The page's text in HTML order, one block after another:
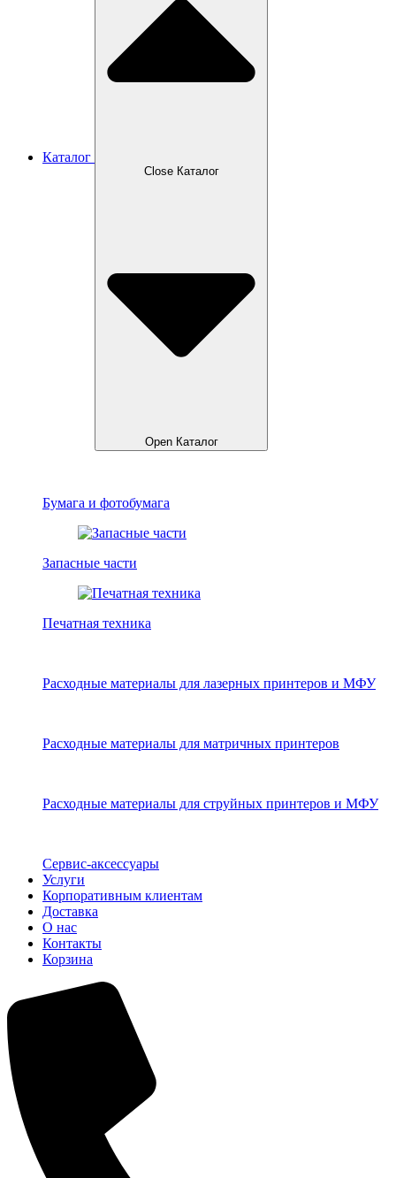
Каталог
Close Каталог
Open Каталог
Бумага и фотобумага
Запасные части
Печатная техника
Расходные материалы для лазерных принтеров и МФУ
Расходные материалы для матричных принтеров
Расходные материалы для струйных принтеров и МФУ
Сервис-аксессуары
Услуги
Корпоративным клиентам
Доставка
О нас
Контакты
Корзина